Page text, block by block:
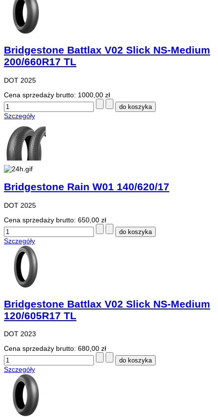
Bridgestone Battlax V02 Slick NS-Medium
200/660R17 TL
DOT 2025
Cena sprzedaży brutto: 1000,00 zł
Szczegóły
Bridgestone Rain W01 140/620/17
DOT 2025
Cena sprzedaży brutto: 650,00 zł
Szczegóły
Bridgestone Battlax V02 Slick NS-Medium
120/605R17 TL
DOT 2023
Cena sprzedaży brutto: 680,00 zł
Szczegóły